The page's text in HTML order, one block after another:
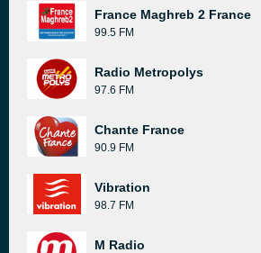
France Maghreb 2 France
99.5 FM
Radio Metropolys
97.6 FM
Chante France
90.9 FM
Vibration
98.7 FM
M Radio